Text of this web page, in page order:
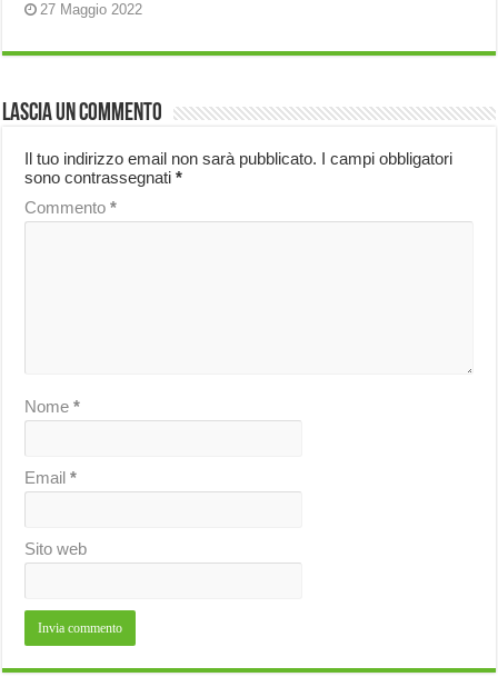
27 Maggio 2022
Lascia un commento
Il tuo indirizzo email non sarà pubblicato. I campi obbligatori
sono contrassegnati*
Commento*
Nome*
Email*
Sito web